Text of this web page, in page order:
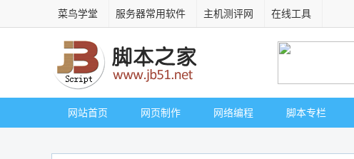
菜鸟学堂 服务器常用软件 主机测评网 在线工具
网站首页 网页制作 网络编程 脚本专栏